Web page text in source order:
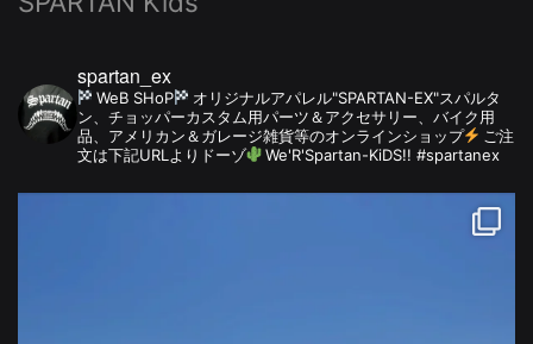
spartan_ex
WeB SHoP
オリジナルアパレル"SPARTAN-EX"スパルタ
ン、チョッパーカスタム用パーツ＆アクセサリー、バイク用
品、アメリカン＆ガレージ雑貨等のオンラインショップ
ご注
文は下記URLよりドーゾ
We'R'Spartan-KiDS!! #spartanex